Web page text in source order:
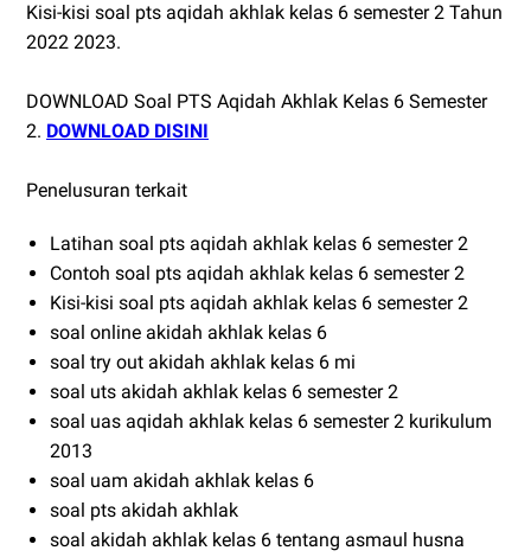
Kisi-kisi soal pts aqidah akhlak kelas 6 semester 2 Tahun
2022 2023.
DOWNLOAD Soal PTS Aqidah Akhlak Kelas 6 Semester
2. DOWNLOAD DISINI
Penelusuran terkait
Latihan soal pts aqidah akhlak kelas 6 semester 2
Contoh soal pts aqidah akhlak kelas 6 semester 2
Kisi-kisi soal pts aqidah akhlak kelas 6 semester 2
soal online akidah akhlak kelas 6
soal try out akidah akhlak kelas 6 mi
soal uts akidah akhlak kelas 6 semester 2
soal uas aqidah akhlak kelas 6 semester 2 kurikulum
2013
soal uam akidah akhlak kelas 6
soal pts akidah akhlak
soal akidah akhlak kelas 6 tentang asmaul husna